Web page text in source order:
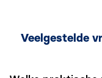
Veelgestelde